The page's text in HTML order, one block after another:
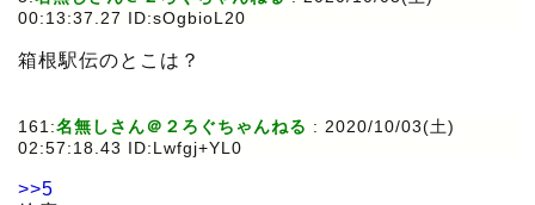
00:13:37.27 ID:sOgbioL20
箱根駅伝のとこは？
161:名無しさん＠２ろぐちゃんねる : 2020/10/03(土)
02:57:18.43 ID:Lwfgj+YL0
>>5